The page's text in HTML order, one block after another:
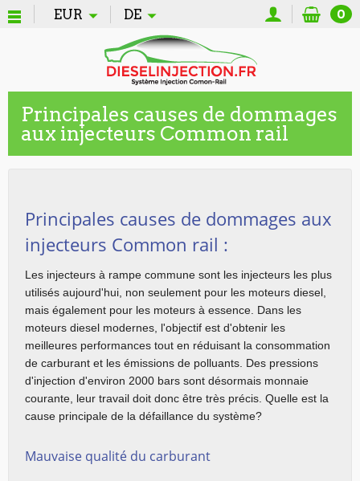
EUR DE 0
Principales causes de dommages
aux injecteurs Common rail
Principales causes de dommages aux
injecteurs Common rail :
Les injecteurs à rampe commune sont les injecteurs les plus
utilisés aujourd'hui, non seulement pour les moteurs diesel,
mais également pour les moteurs à essence. Dans les
moteurs diesel modernes, l'objectif est d'obtenir les
meilleures performances tout en réduisant la consommation
de carburant et les émissions de polluants. Des pressions
d'injection d'environ 2000 bars sont désormais monnaie
courante, leur travail doit donc être très précis. Quelle est la
cause principale de la défaillance du système?
Mauvaise qualité du carburant